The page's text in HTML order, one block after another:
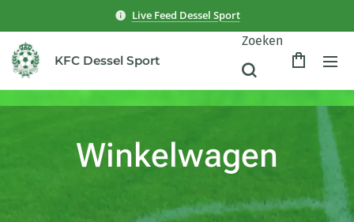
Live Feed Dessel Sport
KFC Dessel Sport
Zoeken
Winkelwagen